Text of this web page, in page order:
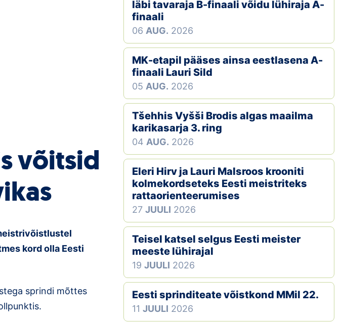
Kontakt
EOL
Galerii
Kaardid
Kalender
Koondised
Tule klubisse!
Tulemused
Dokumendid
Klubid
Suletud maastikud
Püsirajad
võitsid
kord olla Eesti
sprindi mõttes
läbi tavaraja B-finaali võidu lühiraja A-
finaali
06 AUG. 2026
MK-etapil pääses ainsa eestlasena A-
finaali Lauri Sild
05 AUG. 2026
Tšehhis Vyšši Brodis algas maailma
karikasarja 3. ring
04 AUG. 2026
Eleri Hirv ja Lauri Malsroos krooniti
kolmekordseteks Eesti meistriteks
rattaorienteerumises
27 JUULI 2026
Teisel katsel selgus Eesti meister
meeste lühirajal
19 JUULI 2026
Eesti sprinditeate võistkond MMil 22.
11 JUULI 2026